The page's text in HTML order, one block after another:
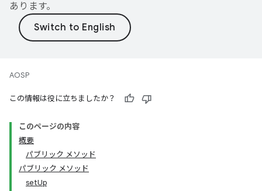
あります。
AOSP
この情報は役に立ちましたか？
このページの内容
概要
パブリック メソッド
パブリック メソッド
setUp